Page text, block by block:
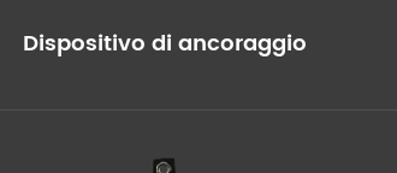
Dispositivo di ancoraggio